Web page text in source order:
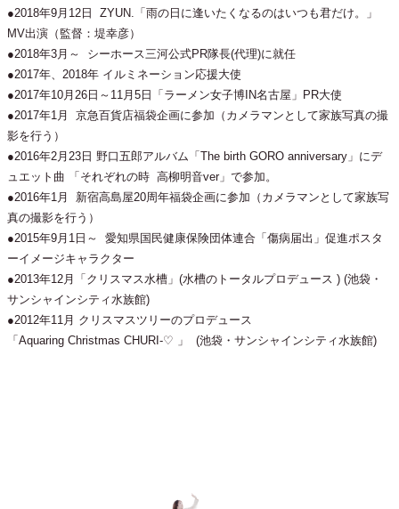
●2018年9月12日 ZYUN.「雨の日に逢いたくなるのはいつも君だけ。」
MV出演（監督：堤幸彦）
●2018年3月～ シーホース三河公式PR隊長(代理)に就任
●2017年、2018年 イルミネーション応援大使
●2017年10月26日～11月5日「ラーメン女子博IN名古屋」PR大使
●2017年1月 京急百貨店福袋企画に参加（カメラマンとして家族写真の撮
影を行う）
●2016年2月23日 野口五郎アルバム「The birth GORO anniversary」にデ
ュエット曲 「それぞれの時 高柳明音ver」で参加。
●2016年1月 新宿高島屋20周年福袋企画に参加（カメラマンとして家族写
真の撮影を行う）
●2015年9月1日～ 愛知県国民健康保険団体連合「傷病届出」促進ポスタ
ーイメージキャラクター
●2013年12月「クリスマス水槽」(水槽のトータルプロデュース ) (池袋・
サンシャインシティ水族館)
●2012年11月 クリスマスツリーのプロデュース
「Aquaring Christmas CHURI-♡ 」 (池袋・サンシャインシティ水族館)